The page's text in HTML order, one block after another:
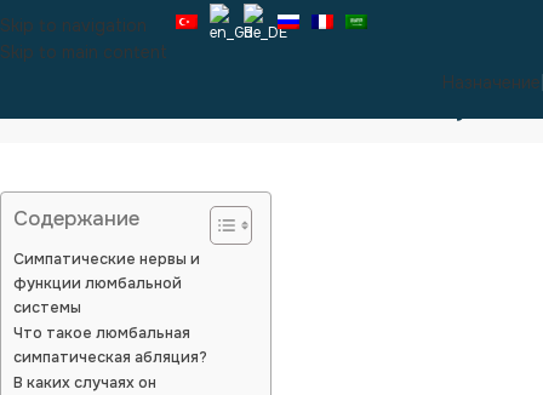
Skip to navigation
Skip to main content
Назначение
Содержание
Симпатические нервы и
функции люмбальной
системы
Что такое люмбальная
симпатическая абляция?
В каких случаях он